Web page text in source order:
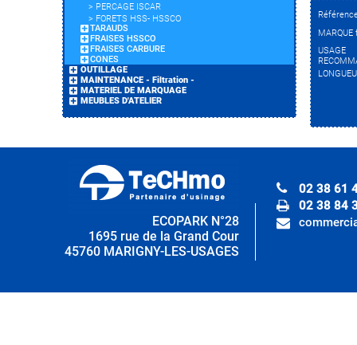
> PERCAGE ISCAR
> FORETS HSS- HSSCO
TARAUDS
FRAISES HSSCO
FRAISES CARBURE
CONES
OUTILLAGE
MAINTENANCE - Filtration -
MATERIEL DE MARQUAGE
MEUBLES D'ATELIER
MARQUE
USAGE
ECOPARK N°28
1695 rue de la Grand Cour
45760 MARIGNY-LES-USAGES
02 38 61
02 38 84